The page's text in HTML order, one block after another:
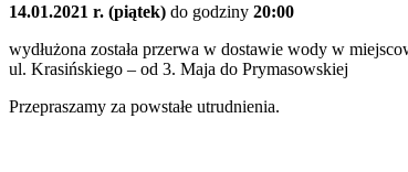
14.01.2021 r. (piątek) do godziny 20:00
wydłużona została przerwa w dostawie wody w
ul. Krasińskiego – od 3. Maja do Prymasowskiej
Przepraszamy za powstałe utrudnienia.